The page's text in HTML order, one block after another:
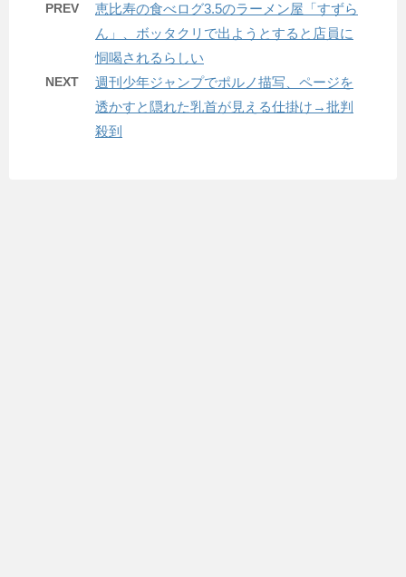
PREV
恵比寿の食べログ3.5のラーメン屋「すずら
ん」、ボッタクリで出ようとすると店員に
恫喝されるらしい
NEXT
週刊少年ジャンプでポルノ描写、ページを
透かすと隠れた乳首が見える仕掛け→批判
殺到